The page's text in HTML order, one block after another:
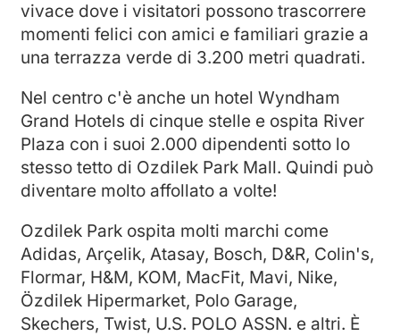
vivace dove i visitatori possono trascorrere
momenti felici con amici e familiari grazie a
una terrazza verde di 3.200 metri quadrati.
Nel centro c'è anche un hotel Wyndham
Grand Hotels di cinque stelle e ospita River
Plaza con i suoi 2.000 dipendenti sotto lo
stesso tetto di Ozdilek Park Mall. Quindi può
diventare molto affollato a volte!
Ozdilek Park ospita molti marchi come
Adidas, Arçelik, Atasay, Bosch, D&R, Colin's,
Flormar, H&M, KOM, MacFit, Mavi, Nike,
Özdilek Hipermarket, Polo Garage,
Skechers, Twist, U.S. POLO ASSN. e altri. È